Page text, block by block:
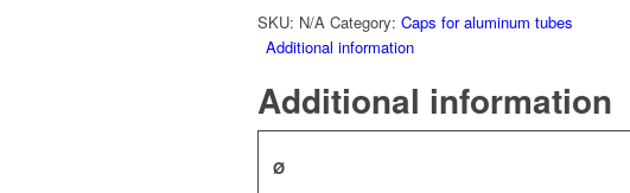
SKU: N/A Category: Caps for aluminum tubes
Additional information
Additional information
Ø